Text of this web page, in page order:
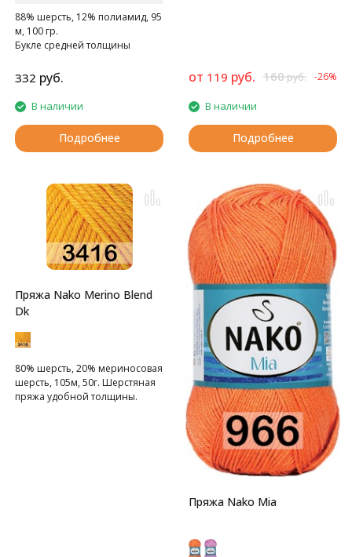
88% шерсть, 12% полиамид, 95
м, 100 гр.
Букле средней толщины
332 руб.
В наличии
Подробнее
от 119 руб. 160руб. -26%
В наличии
Подробнее
Пряжа Nako Merino Blend
Dk
80% шерсть, 20% мериносовая
шерсть, 105м, 50г. Шерстяная
пряжа удобной толщины.
Пряжа Nako Mia